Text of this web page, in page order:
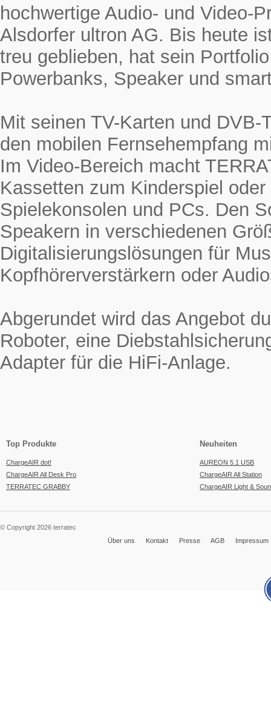
hochwertige Audio- und Video-
Alsdorfer ultron AG. Bis heute
treu geblieben, hat sein
Powerbanks, Speaker und
Mit seinen TV-Karten und
den mobilen Fernsehempfang
Im Video-Bereich macht
Kassetten zum Kinderspiel
Spielekonsolen und PCs. Den
Speakern in verschiedenen
Digitalisierungslösungen für
Kopfhörerverstärkern oder
Abgerundet wird das Angebot
Roboter, eine
Adapter für die HiFi-Anlage.
Top Produkte
ChargeAIR dot!
ChargeAIR All Desk Pro
TERRATEC GRABBY
Neuheiten
AUREON 5.1 USB
ChargeAIR All Station
ChargeAIR Light &
© Copyright 2026 terratec
Über uns
Kontakt Presse AGB Impressum